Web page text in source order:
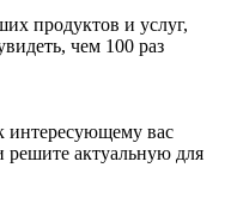
продуктов и услуг,
чем 100 раз
интересующему вас
актуальную для